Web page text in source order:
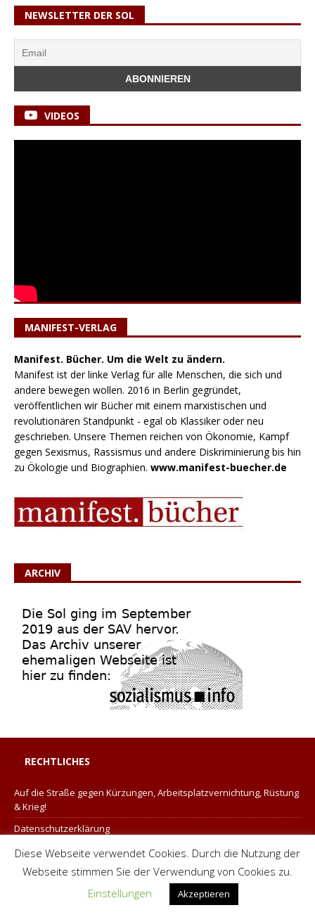
NEWSLETTER DER SOL
VIDEOS
MANIFEST-VERLAG
Manifest. Bücher. Um die Welt zu ändern.
Manifest ist der linke Verlag für alle Menschen, die sich und
andere bewegen wollen. 2016 in Berlin gegründet,
veröffentlichen wir Bücher mit einem marxistischen und
revolutionären Standpunkt - egal ob Klassiker oder neu
geschrieben. Unsere Themen reichen von Ökonomie, Kampf
gegen Sexismus, Rassismus und andere Diskriminierung bis hin
zu Ökologie und Biographien. www.manifest-buecher.de
ARCHIV
RECHTLICHES
Auf die Straße gegen Kürzungen, Arbeitsplatzvernichtung, Rüstung
& Krieg!
Datenschutzerklärung
Kontakt
Links
Diese Webseite verwendet Cookies. Durch die Nutzung der
Webseite stimmen Sie der Verwendung von Cookies zu.
Einstellungen
Akzeptieren